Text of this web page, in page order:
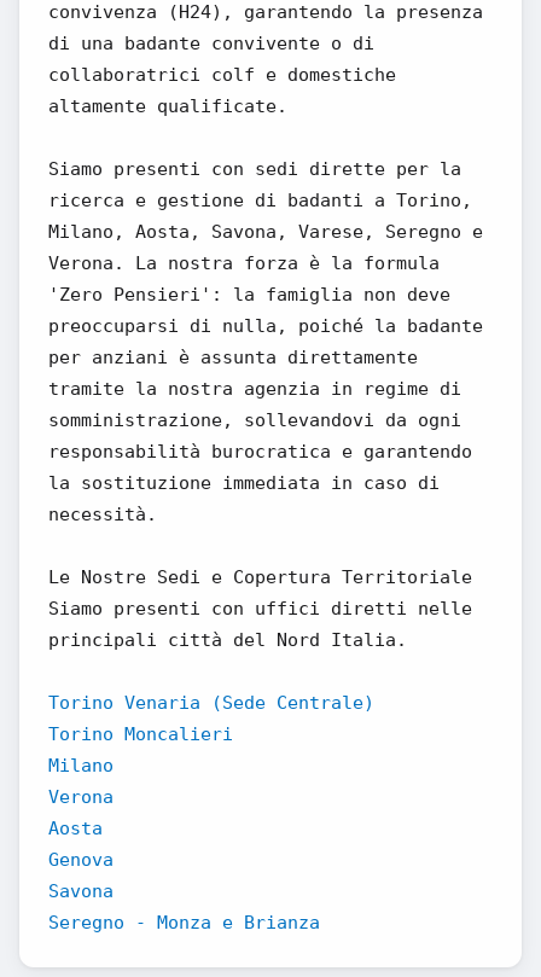
convivenza (H24), garantendo la presenza
di una badante convivente o di
collaboratrici colf e domestiche
altamente qualificate.
Siamo presenti con sedi dirette per la
ricerca e gestione di badanti a Torino,
Milano, Aosta, Savona, Varese, Seregno e
Verona. La nostra forza è la formula
'Zero Pensieri': la famiglia non deve
preoccuparsi di nulla, poiché la badante
per anziani è assunta direttamente
tramite la nostra agenzia in regime di
somministrazione, sollevandovi da ogni
responsabilità burocratica e garantendo
la sostituzione immediata in caso di
necessità.
Le Nostre Sedi e Copertura Territoriale
Siamo presenti con uffici diretti nelle
principali città del Nord Italia.
Torino Venaria (Sede Centrale)
Torino Moncalieri
Milano
Verona
Aosta
Genova
Savona
Seregno - Monza e Brianza